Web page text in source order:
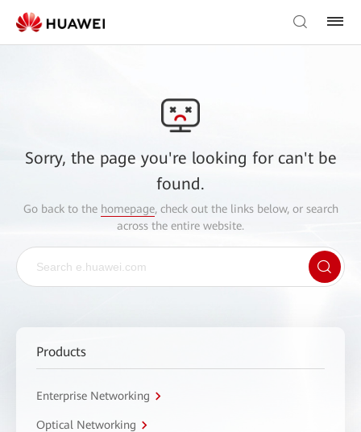
Sorry, the page you're looking for can't be
found.
Go back to the homepage, check out the links below, or search
across the entire website.
Products
Enterprise Networking
Optical Networking